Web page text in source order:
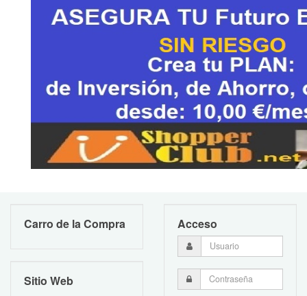
Carro de la Compra
Sitio Web
Acceso